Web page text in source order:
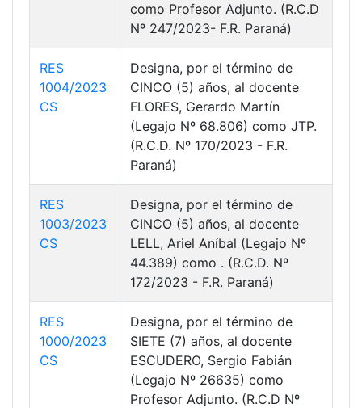
como Profesor Adjunto. (R.C.D
Nº 247/2023- F.R. Paraná)
RES
1004/2023
CS
Designa, por el término de
CINCO (5) años, al docente
FLORES, Gerardo Martín
(Legajo Nº 68.806) como JTP.
(R.C.D. Nº 170/2023 - F.R.
Paraná)
RES
1003/2023
CS
Designa, por el término de
CINCO (5) años, al docente
LELL, Ariel Aníbal (Legajo Nº
44.389) como . (R.C.D. Nº
172/2023 - F.R. Paraná)
RES
1000/2023
CS
Designa, por el término de
SIETE (7) años, al docente
ESCUDERO, Sergio Fabián
(Legajo Nº 26635) como
Profesor Adjunto. (R.C.D Nº